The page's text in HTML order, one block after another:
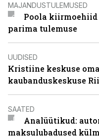
MAJANDUSTULEMUSED
Poola kiirmoehiid
parima tulemuse
UUDISED
Kristiine keskuse
kaubanduskeskuse
SAATED
Analüütikud:
maksulubadused